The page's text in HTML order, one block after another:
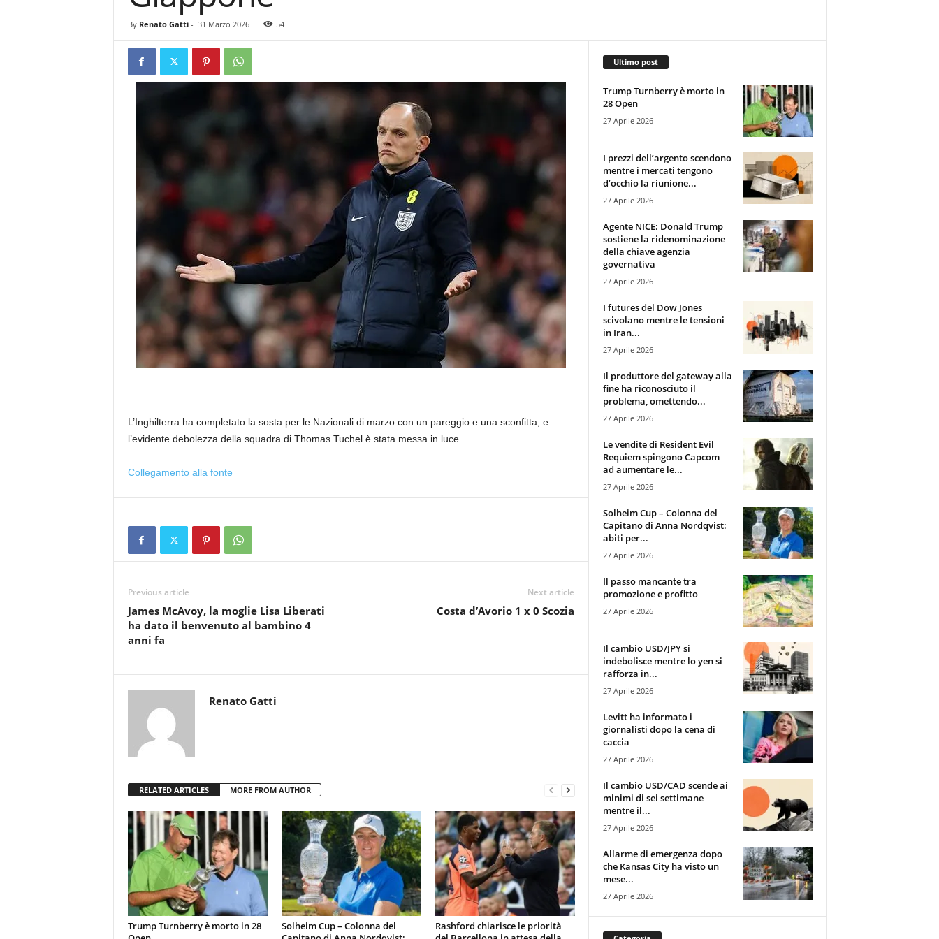
By Renato Gatti- 31 Marzo 2026 54
L’Inghilterra ha completato la sosta per le Nazionali di marzo con un pareggio e una sconfitta, e
l’evidente debolezza della squadra di Thomas Tuchel è stata messa in luce.
Collegamento alla fonte
Previous article
James McAvoy, la moglie Lisa Liberati
ha dato il benvenuto al bambino 4
anni fa
Next article
Costa d’Avorio 1 x 0 Scozia
Renato Gatti
RELATED ARTICLES MORE FROM AUTHOR
Trump Turnberry è morto in 28
Solheim Cup – Colonna del
Rashford chiarisce le priorità
Ultimo post
Trump Turnberry è morto in
28 Open
27 Aprile 2026
I prezzi dell’argento scendono
mentre i mercati tengono
d’occhio la riunione...
27 Aprile 2026
Agente NICE: Donald Trump
sostiene la ridenominazione
della chiave agenzia
governativa
27 Aprile 2026
I futures del Dow Jones
scivolano mentre le tensioni
in Iran...
27 Aprile 2026
Il produttore del gateway alla
fine ha riconosciuto il
problema, omettendo...
27 Aprile 2026
Le vendite di Resident Evil
Requiem spingono Capcom
ad aumentare le...
27 Aprile 2026
Solheim Cup – Colonna del
Capitano di Anna Nordqvist:
abiti per...
27 Aprile 2026
Il passo mancante tra
promozione e profitto
27 Aprile 2026
Il cambio USD/JPY si
indebolisce mentre lo yen si
rafforza in...
27 Aprile 2026
Levitt ha informato i
giornalisti dopo la cena di
caccia
27 Aprile 2026
Il cambio USD/CAD scende ai
minimi di sei settimane
mentre il...
27 Aprile 2026
Allarme di emergenza dopo
che Kansas City ha visto un
mese...
27 Aprile 2026